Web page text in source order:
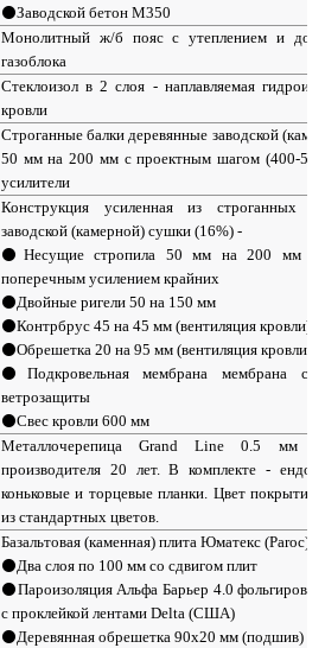
⚫Заводской бетон М350
Монолитный ж/б пояс с утеплением и
газоблока
Стеклоизол в 2 слоя - наплавляемая
кровли
Строганные балки деревянные заводской
50 мм на 200 мм с проектным шагом (400-
усилители
Конструкция усиленная из строганных
заводской (камерной) сушки (16%) -
⚫Несущие стропила 50 мм на 200 мм
поперечным усилением крайних
⚫Двойные ригели 50 на 150 мм
⚫Контрбрус 45 на 45 мм (вентиляция кровли)
⚫Обрешетка 20 на 95 мм (вентиляция кровли)
⚫Подкровельная мембрана мембрана с
ветрозащиты
⚫Свес кровли 600 мм
Металлочерепица Grand Line 0.5 мм
производителя 20 лет. В комплекте -
коньковые и торцевые планки. Цвет покрытия
из стандартных цветов.
Базальтовая (каменная) плита Юматекс (Paroc)
⚫Два слоя по 100 мм со сдвигом плит
⚫Пароизоляция Альфа Барьер 4.0
с проклейкой лентами Delta (США)
⚫Деревянная обрешетка 90х20 мм (подшив)